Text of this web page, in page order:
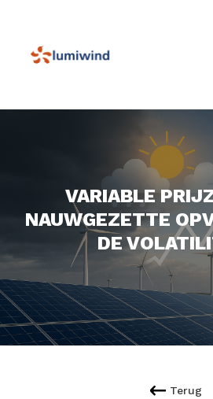
VARIABLE
NAUWGEZETTE
DE
Terug